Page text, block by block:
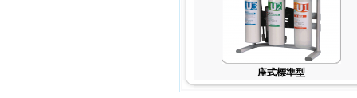
座式標準型